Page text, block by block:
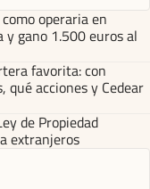
operaria en
y gano 1.500 euros al
favorita: con
qué acciones y Cedear
de Propiedad
extranjeros